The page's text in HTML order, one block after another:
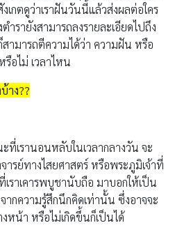
เกตดูว่าเราฝันวันนี้แล้วส่งผลต่อใคร
ำรายังสามารถลงรายละเอียดไปถึง
สามารถตีความได้ว่า ความฝัน หรือ
อไม่ เวลาไหน
าง??
ที่เรานอนหลับในเวลากลางวัน จะ
ารย์ทางไสยศาสตร์ หรือพระภูมิเจ้าที่
ราเคารพบูชานับถือ มาบอกให้เป็น
ากความรู้สึกนึกคิดเท่านั้น ซึ่งอาจจะ
หน้า หรือไม่เกิดขึ้นก็เป็นได้